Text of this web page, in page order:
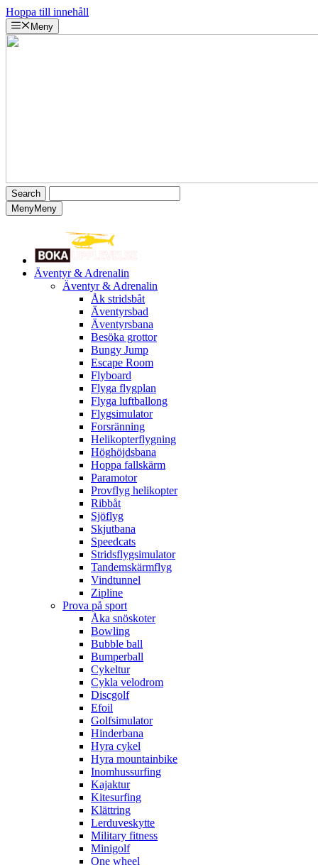
Hoppa till innehåll
Meny
MenyMeny
Äventyr & Adrenalin
Äventyr & Adrenalin
Åk stridsbåt
Äventyrsbad
Äventyrsbana
Besöka grottor
Bungy Jump
Escape Room
Flyboard
Flyga flygplan
Flyga luftballong
Flygsimulator
Forsränning
Helikopterflygning
Höghöjdsbana
Hoppa fallskärm
Paramotor
Provflyg helikopter
Ribbåt
Sjöflyg
Skjutbana
Speedcats
Stridsflygsimulator
Tandemskärmflyg
Vindtunnel
Zipline
Prova på sport
Åka snöskoter
Bowling
Bubble ball
Bumperball
Cykeltur
Cykla velodrom
Discgolf
Efoil
Golfsimulator
Hinderbana
Hyra cykel
Hyra mountainbike
Inomhussurfing
Kajaktur
Kitesurfing
Klättring
Lerduveskytte
Military fitness
Minigolf
One wheel